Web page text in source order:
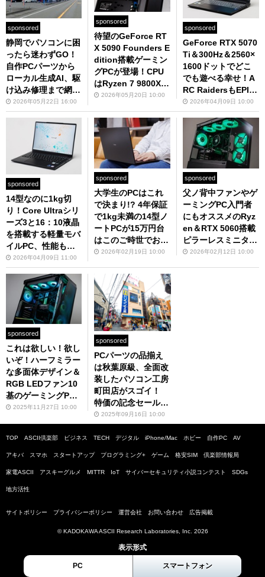
sponsored
静岡でパソコンに困
ったら迷わずGO！
自作PCパーツから
ローカル生成AI、駆
け込み修理まで網羅
するパソコン工房
静岡店の魅力
2026年05月22日 16:00
sponsored
待望のGeForce RT
X 5090 Founders E
dition搭載ゲーミン
グPCが登場！CPU
はRyzen 7 9800X3
Dでミニタワーでも
AIでも強い！
2026年05月20日 10:00
sponsored
GeForce RTX 5070
Ti＆300Hz＆2560×
1600ドットでどこ
でも遊べる幸せ！A
RC RaidersもEPIC
画質で200fps超え
のゲーミングPC
2026年04月09日 10:00
sponsored
14型なのに1kg切
り！Core Ultraシリ
ーズ3と16：10液晶
を搭載する軽量モバ
イルPC、性能も使
い勝手もイイ感じ
2026年04月09日 11:00
sponsored
大学生のPCはこれ
で決まり!? 4年保証
で1kg未満の14型ノ
ートPCが15万円台
はこのご時世でお手
頃すぎる
2026年02月19日 10:00
sponsored
父ノ背中ファンやゲ
ーミングPC入門者
にもオススメのRyz
en＆RTX 5060搭載
ピラーレスミニタワ
ー2026年02月12日 10:00
sponsored
これは欲しい！欲し
いぞ！ハーフミラー
な多面体デザイン＆
RGB LEDファン10
基のゲーミングP
C、RTX 5070 Tiで
2025年11月27日 10:00
sponsored
PCパーツの品揃え
は秋葉原級、全面改
装したパソコン工房
町田店がスゴイ！
特価の記念セールは
9月19日まで
2025年09月16日 10:00
TOP ASCII倶楽部 ビジネス TECH デジタル iPhone/Mac ホビー 自作PC AV
アキバ スマホ スタートアップ プログラミング+ ゲーム 格安SIM 倶楽部情報局
家電ASCII アスキーグルメ MITTR IoT サイバーセキュリティ小説コンテスト SDGs
地方活性
サイトポリシー プライバシーポリシー 運営会社 お問い合わせ 広告掲載
© KADOKAWA ASCII Research Laboratories, Inc. 2026
表示形式
PC スマートフォン